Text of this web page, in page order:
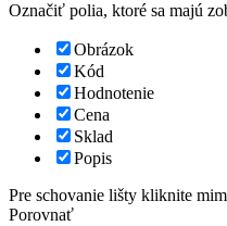
Označiť polia, ktoré sa majú
Obrázok
Kód
Hodnotenie
Cena
Sklad
Popis
Pre schovanie lišty kliknite
Porovnať